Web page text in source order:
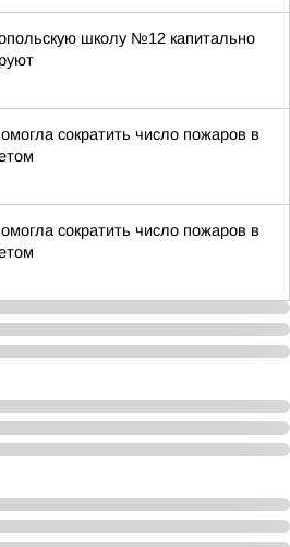
школу №12 капитально
сократить число пожаров в
сократить число пожаров в